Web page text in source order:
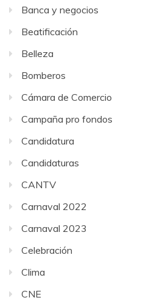
Banca y negocios
Beatificación
Belleza
Bomberos
Cámara de Comercio
Campaña pro fondos
Candidatura
Candidaturas
CANTV
Carnaval 2022
Carnaval 2023
Celebración
Clima
CNE